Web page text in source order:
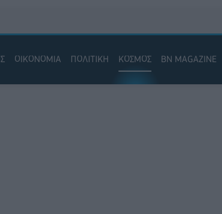
ΟΙΚΟΝΟΜΙΑ ΠΟΛΙΤΙΚΗ ΚΟΣΜΟΣ BN MAGAZINE